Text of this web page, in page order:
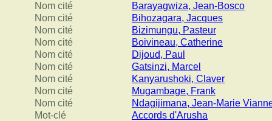
Nom cité
Barayagwiza, Jean-Bosco
Nom cité
Bihozagara, Jacques
Nom cité
Bizimungu, Pasteur
Nom cité
Boivineau, Catherine
Nom cité
Dijoud, Paul
Nom cité
Gatsinzi, Marcel
Nom cité
Kanyarushoki, Claver
Nom cité
Mugambage, Frank
Nom cité
Ndagijimana, Jean-Marie
Mot-clé
Accords d'Arusha